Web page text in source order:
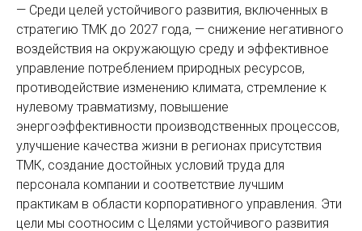
— Cреди целей устойчивого развития, включенных в
стратегию ТМК до 2027 года, — снижение негативного
воздействия на окружающую среду и эффективное
управление потреблением природных ресурсов,
противодействие изменению климата, стремление к
нулевому травматизму, повышение
энергоэффективности производственных процессов,
улучшение качества жизни в регионах присутствия
ТМК, создание достойных условий труда для
персонала компании и соответствие лучшим
практикам в области корпоративного управления. Эти
цели мы соотносим с Целями устойчивого развития